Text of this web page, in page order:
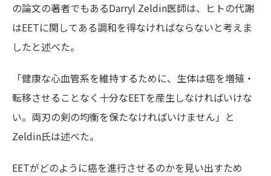
の論文の著者でもあるDarryl Zeldin医師は、ヒトの代謝
はEETに関してある調和を得なければならないと考えま
したと述べた。
「健康な心血管系を維持するために、生体は癌を増殖・
転移させることなく十分なEETを産生しなければいけな
い。両刃の剣の均衡を保たなければいけません」と
Zeldin氏は述べた。
EETがどのように癌を進行させるのかを見い出すため